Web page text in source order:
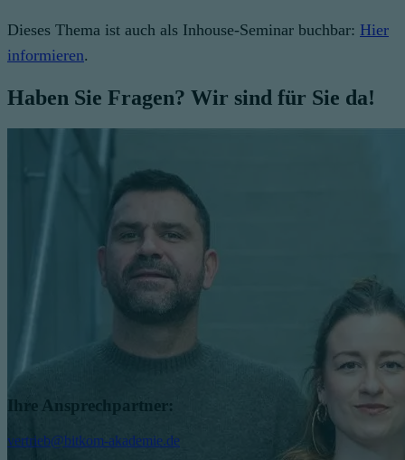
Dieses Thema ist auch als Inhouse-Seminar buchbar: Hier
informieren.
Haben Sie Fragen? Wir sind für Sie da!
Ihre Ansprechpartner:
vertrieb@bitkom-akademie.de